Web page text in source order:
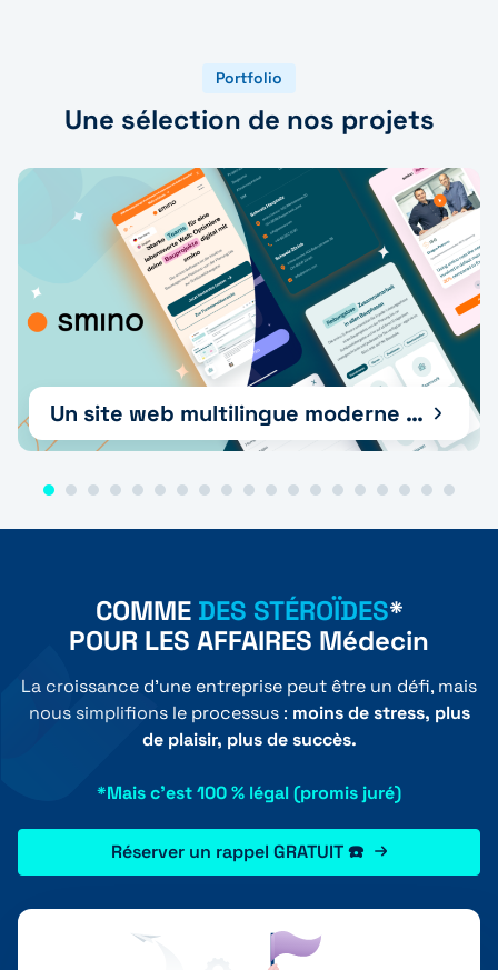
Portfolio
Une sélection de nos projets
Un site web multilingue moderne et un soutien à la croissance pour smino AG
COMME DES STÉROÏDES*
POUR LES AFFAIRES Médecin
La croissance d'une entreprise peut être un défi, mais
nous simplifions le processus : moins de stress, plus
de plaisir, plus de succès.
*Mais c'est 100 % légal (promis juré)
Réserver un rappel GRATUIT ☎️